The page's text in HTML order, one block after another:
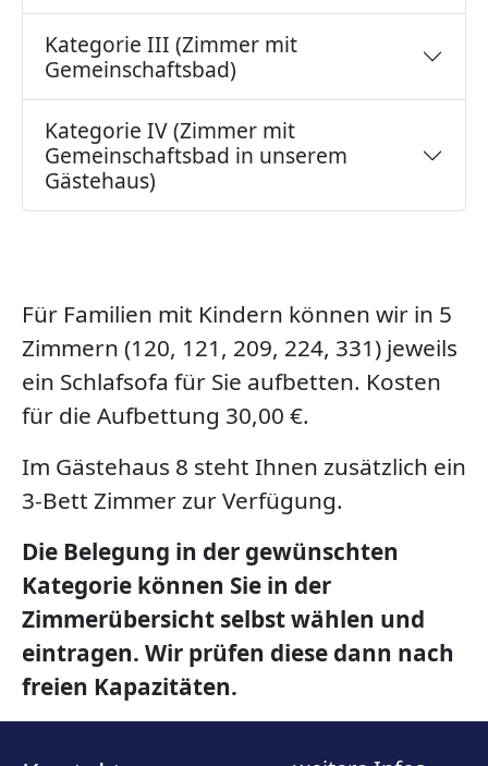
Kategorie III (Zimmer mit
Gemeinschaftsbad)
Kategorie IV (Zimmer mit
Gemeinschaftsbad in unserem
Gästehaus)
Für Familien mit Kindern können wir in 5
Zimmern (120, 121, 209, 224, 331) jeweils
ein Schlafsofa für Sie aufbetten. Kosten
für die Aufbettung 30,00 €.
Im Gästehaus 8 steht Ihnen zusätzlich ein
3-Bett Zimmer zur Verfügung.
Die Belegung in der gewünschten
Kategorie können Sie in der
Zimmerübersicht selbst wählen und
eintragen. Wir prüfen diese dann nach
freien Kapazitäten.